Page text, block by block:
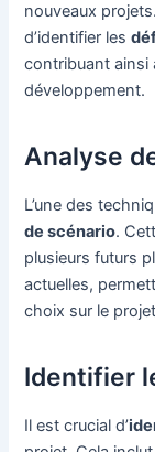
nouveaux
d’identifier les
contribuant ainsi
développement.
Analyse
L’une des
de scénario.
plusieurs futurs
actuelles,
choix sur le
Identifier
Il est crucial d’